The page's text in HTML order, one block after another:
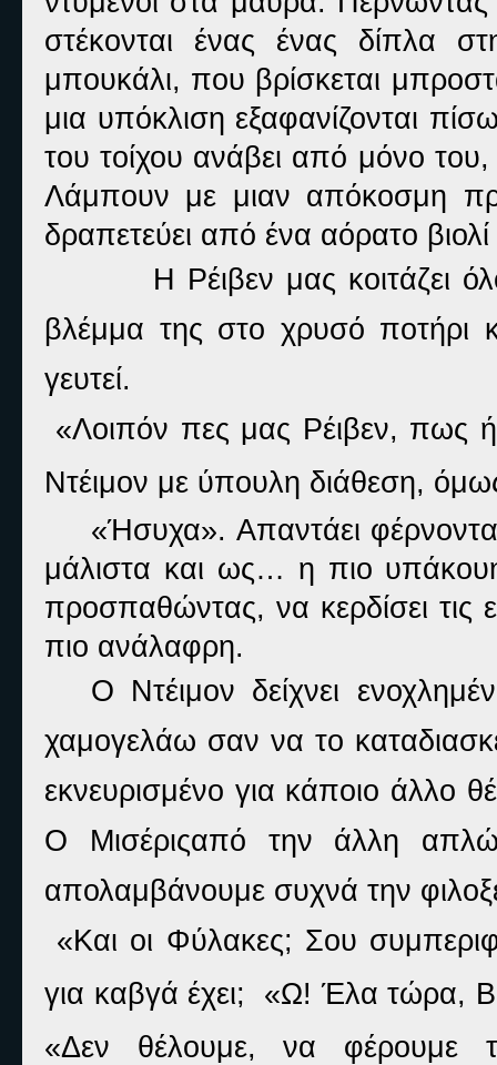
στέκονται ένας ένας δίπλα
μπουκάλι, που βρίσκεται
μια υπόκλιση εξαφανίζονται
του τοίχου ανάβει από μόνο
Λάμπουν με μιαν απόκοσμη
δραπετεύει από ένα αόρατο
Η Ρέιβεν μας κοιτάζει
βλέμμα της στο χρυσό ποτήρι
γευτεί.
«Λοιπόν πες μας Ρέιβεν, πως
Ντέιμον με ύπουλη διάθεση, όμως
«Ήσυχα». Απαντάει
μάλιστα και ως… η πιο
προσπαθώντας, να κερδίσει τις
πιο ανάλαφρη.
Ο Ντέιμον δείχνει
χαμογελάω σαν να το
εκνευρισμένο για κάποιο άλλο
Ο Μισέριςαπό την άλλη
απολαμβάνουμε συχνά την
«Και οι Φύλακες; Σου
για καβγά έχει;
«Ω! Έλα τώρα,
«Δεν θέλουμε, να φέρουμε